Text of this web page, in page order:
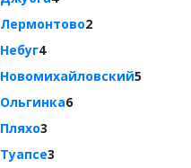
Лермонтово2
Небуг4
Новомихайловский5
Ольгинка6
Пляхо3
Туапсе3